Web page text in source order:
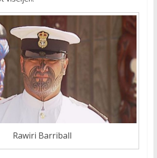
Rawiri Barriball